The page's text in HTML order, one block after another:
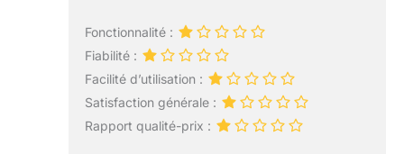
Fonctionnalité :
Fiabilité :
Facilité d’utilisation :
Satisfaction générale :
Rapport qualité-prix :